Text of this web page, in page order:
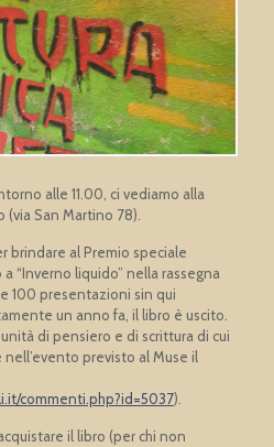
alle 11.00, ci vediamo alla
(via San Martino 78).
brindare al Premio speciale
“Inverno liquido” nella rassegna
100 presentazioni sin qui
un anno fa, il libro è uscito.
di pensiero e di scrittura di cui
previsto al Muse il
commenti.php?id=5037).
il libro (per chi non